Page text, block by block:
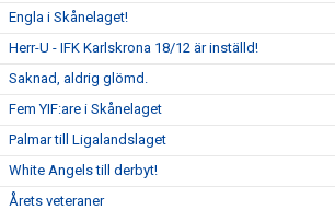
Engla i Skånelaget!
Herr-U - IFK Karlskrona 18/12 är inställd!
Saknad, aldrig glömd.
Fem YIF:are i Skånelaget
Palmar till Ligalandslaget
White Angels till derbyt!
Årets veteraner